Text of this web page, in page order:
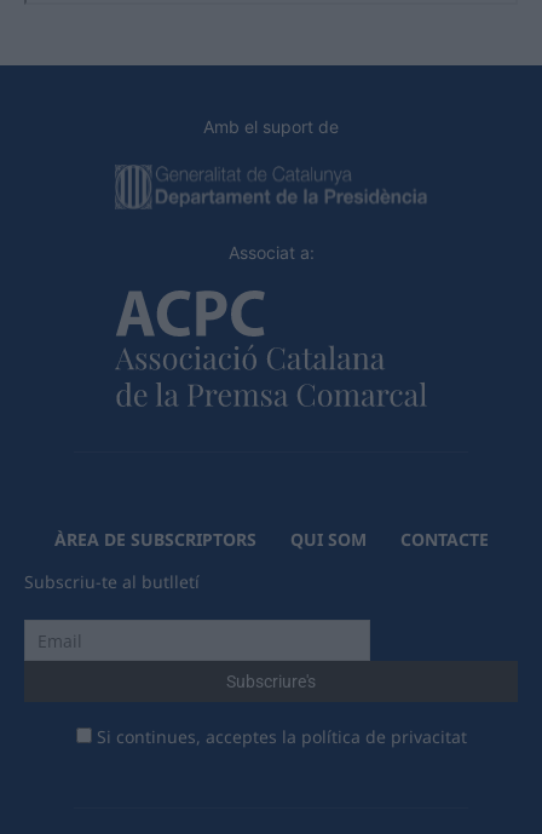
Amb el suport de
Associat a:
ÀREA DE SUBSCRIPTORS QUI SOM
CONTACTE
Subscriu-te al butlletí
Si continues, acceptes la política de privacitat